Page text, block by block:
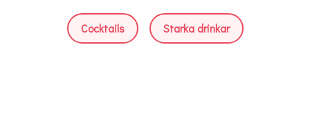
Cocktails Starka drinkar